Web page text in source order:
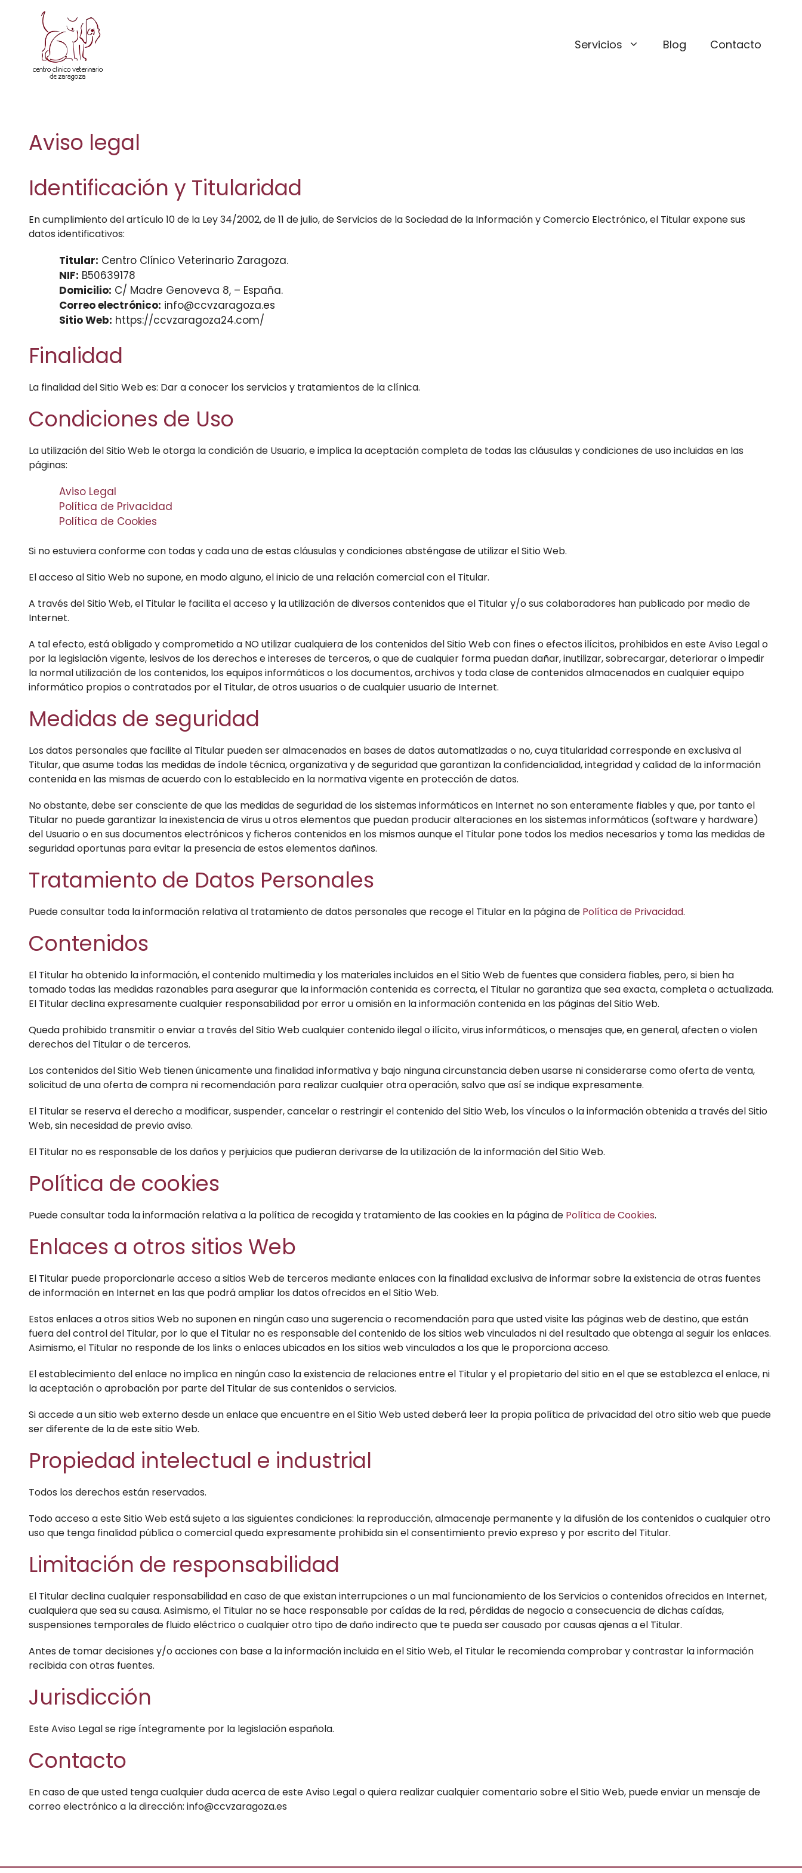
contenido
Servicios Blog Contacto
Aviso legal
Identificación y Titularidad
En cumplimiento del artículo 10 de la Ley 34/2002, de 11 de julio, de Servicios de la Sociedad de la Información y Comercio Electrónico, el Titular expone sus
datos identificativos:
Titular: Centro Clínico Veterinario Zaragoza.
NIF: B50639178
Domicilio: C/ Madre Genoveva 8, – España.
Correo electrónico: info@ccvzaragoza.es
Sitio Web: https://ccvzaragoza24.com/
Finalidad
La finalidad del Sitio Web es: Dar a conocer los servicios y tratamientos de la clínica.
Condiciones de Uso
La utilización del Sitio Web le otorga la condición de Usuario, e implica la aceptación completa de todas las cláusulas y condiciones de uso incluidas en las
páginas:
Aviso Legal
Política de Privacidad
Política de Cookies
Si no estuviera conforme con todas y cada una de estas cláusulas y condiciones absténgase de utilizar el Sitio Web.
El acceso al Sitio Web no supone, en modo alguno, el inicio de una relación comercial con el Titular.
A través del Sitio Web, el Titular le facilita el acceso y la utilización de diversos contenidos que el Titular y/o sus colaboradores han publicado por medio de
Internet.
A tal efecto, está obligado y comprometido a NO utilizar cualquiera de los contenidos del Sitio Web con fines o efectos ilícitos, prohibidos en este Aviso Legal o
por la legislación vigente, lesivos de los derechos e intereses de terceros, o que de cualquier forma puedan dañar, inutilizar, sobrecargar, deteriorar o impedir
la normal utilización de los contenidos, los equipos informáticos o los documentos, archivos y toda clase de contenidos almacenados en cualquier equipo
informático propios o contratados por el Titular, de otros usuarios o de cualquier usuario de Internet.
Medidas de seguridad
Los datos personales que facilite al Titular pueden ser almacenados en bases de datos automatizadas o no, cuya titularidad corresponde en exclusiva al
Titular, que asume todas las medidas de índole técnica, organizativa y de seguridad que garantizan la confidencialidad, integridad y calidad de la información
contenida en las mismas de acuerdo con lo establecido en la normativa vigente en protección de datos.
No obstante, debe ser consciente de que las medidas de seguridad de los sistemas informáticos en Internet no son enteramente fiables y que, por tanto el
Titular no puede garantizar la inexistencia de virus u otros elementos que puedan producir alteraciones en los sistemas informáticos (software y hardware)
del Usuario o en sus documentos electrónicos y ficheros contenidos en los mismos aunque el Titular pone todos los medios necesarios y toma las medidas de
seguridad oportunas para evitar la presencia de estos elementos dañinos.
Tratamiento de Datos Personales
Puede consultar toda la información relativa al tratamiento de datos personales que recoge el Titular en la página de Política de Privacidad.
Contenidos
El Titular ha obtenido la información, el contenido multimedia y los materiales incluidos en el Sitio Web de fuentes que considera fiables, pero, si bien ha
tomado todas las medidas razonables para asegurar que la información contenida es correcta, el Titular no garantiza que sea exacta, completa o actualizada.
El Titular declina expresamente cualquier responsabilidad por error u omisión en la información contenida en las páginas del Sitio Web.
Queda prohibido transmitir o enviar a través del Sitio Web cualquier contenido ilegal o ilícito, virus informáticos, o mensajes que, en general, afecten o violen
derechos del Titular o de terceros.
Los contenidos del Sitio Web tienen únicamente una finalidad informativa y bajo ninguna circunstancia deben usarse ni considerarse como oferta de venta,
solicitud de una oferta de compra ni recomendación para realizar cualquier otra operación, salvo que así se indique expresamente.
El Titular se reserva el derecho a modificar, suspender, cancelar o restringir el contenido del Sitio Web, los vínculos o la información obtenida a través del Sitio
Web, sin necesidad de previo aviso.
El Titular no es responsable de los daños y perjuicios que pudieran derivarse de la utilización de la información del Sitio Web.
Política de cookies
Puede consultar toda la información relativa a la política de recogida y tratamiento de las cookies en la página de Política de Cookies.
Enlaces a otros sitios Web
El Titular puede proporcionarle acceso a sitios Web de terceros mediante enlaces con la finalidad exclusiva de informar sobre la existencia de otras fuentes
de información en Internet en las que podrá ampliar los datos ofrecidos en el Sitio Web.
Estos enlaces a otros sitios Web no suponen en ningún caso una sugerencia o recomendación para que usted visite las páginas web de destino, que están
fuera del control del Titular, por lo que el Titular no es responsable del contenido de los sitios web vinculados ni del resultado que obtenga al seguir los enlaces.
Asimismo, el Titular no responde de los links o enlaces ubicados en los sitios web vinculados a los que le proporciona acceso.
El establecimiento del enlace no implica en ningún caso la existencia de relaciones entre el Titular y el propietario del sitio en el que se establezca el enlace, ni
la aceptación o aprobación por parte del Titular de sus contenidos o servicios.
Si accede a un sitio web externo desde un enlace que encuentre en el Sitio Web usted deberá leer la propia política de privacidad del otro sitio web que puede
ser diferente de la de este sitio Web.
Propiedad intelectual e industrial
Todos los derechos están reservados.
Todo acceso a este Sitio Web está sujeto a las siguientes condiciones: la reproducción, almacenaje permanente y la difusión de los contenidos o cualquier otro
uso que tenga finalidad pública o comercial queda expresamente prohibida sin el consentimiento previo expreso y por escrito del Titular.
Limitación de responsabilidad
El Titular declina cualquier responsabilidad en caso de que existan interrupciones o un mal funcionamiento de los Servicios o contenidos ofrecidos en Internet,
cualquiera que sea su causa. Asimismo, el Titular no se hace responsable por caídas de la red, pérdidas de negocio a consecuencia de dichas caídas,
suspensiones temporales de fluido eléctrico o cualquier otro tipo de daño indirecto que te pueda ser causado por causas ajenas a el Titular.
Antes de tomar decisiones y/o acciones con base a la información incluida en el Sitio Web, el Titular le recomienda comprobar y contrastar la información
recibida con otras fuentes.
Jurisdicción
Este Aviso Legal se rige íntegramente por la legislación española.
Contacto
En caso de que usted tenga cualquier duda acerca de este Aviso Legal o quiera realizar cualquier comentario sobre el Sitio Web, puede enviar un mensaje de
correo electrónico a la dirección: info@ccvzaragoza.es